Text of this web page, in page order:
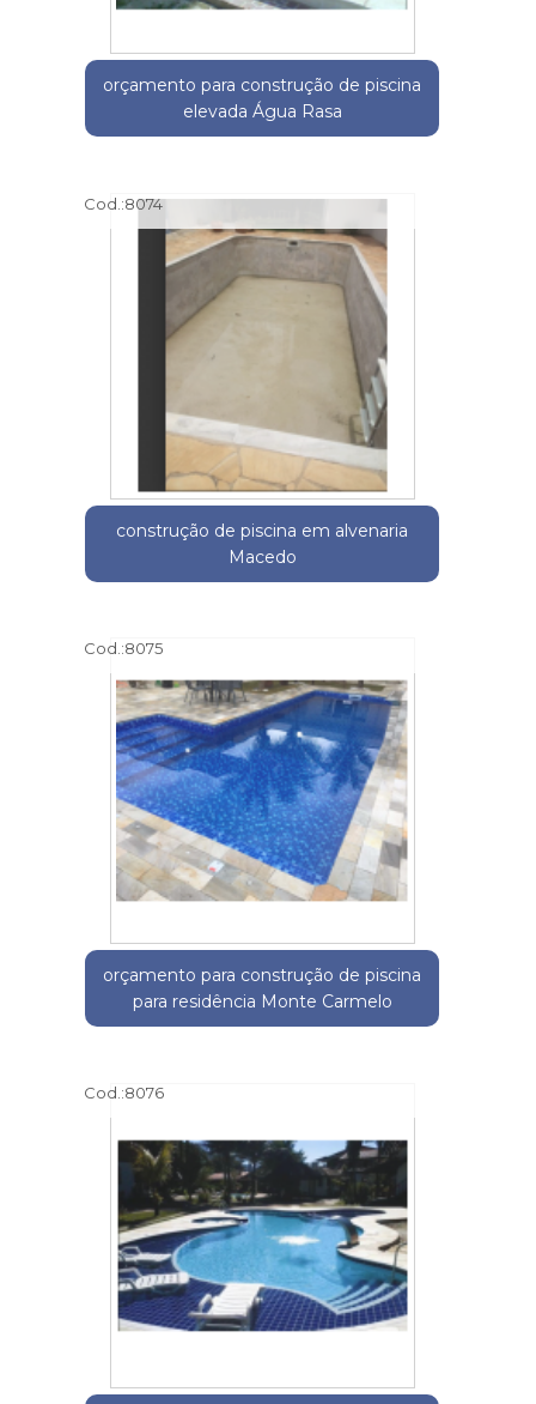
orçamento para construção de piscina
elevada Água Rasa
Cod.:8074
construção de piscina em alvenaria
Macedo
Cod.:8075
orçamento para construção de piscina
para residência Monte Carmelo
Cod.:8076